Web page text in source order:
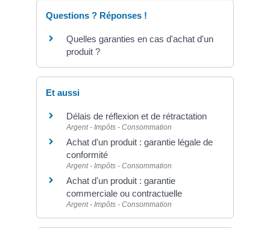
Questions ? Réponses !
Quelles garanties en cas d'achat d'un
produit ?
Et aussi
Délais de réflexion et de rétractation
Argent - Impôts - Consommation
Achat d'un produit : garantie légale de
conformité
Argent - Impôts - Consommation
Achat d'un produit : garantie
commerciale ou contractuelle
Argent - Impôts - Consommation